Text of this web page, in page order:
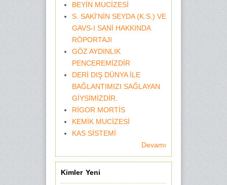
BEYİN MUCİZESİ
S. SAKİ'NİN SEYDA (K.S.) VE
GAVS-I SANİ HAKKINDA
RÖPORTAJI
GÖZ AYDINLIK
PENCEREMİZDİR
DERİ DIŞ DÜNYA İLE
BAĞLANTIMIZI SAĞLAYAN
GİYSİMİZDİR.
RİGOR MORTİS
KEMİK MUCİZESİ
KAS SİSTEMİ
Devamı
Kimler Yeni